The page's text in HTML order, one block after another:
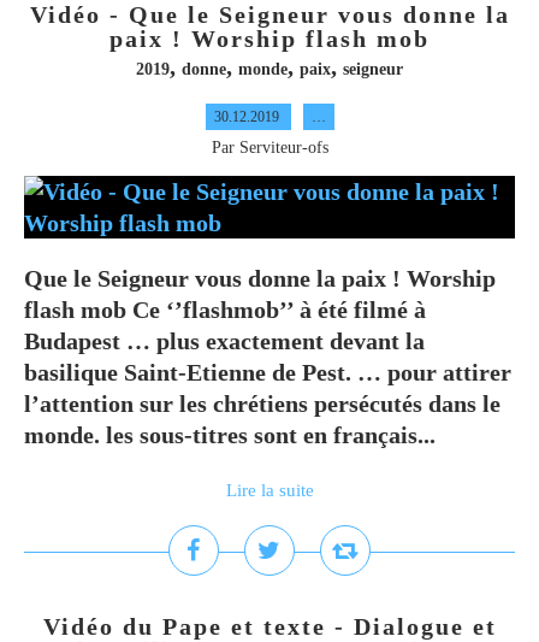
Vidéo - Que le Seigneur vous donne la
paix ! Worship flash mob
2019, donne, monde, paix, seigneur
30.12.2019 …
Par Serviteur-ofs
Que le Seigneur vous donne la paix ! Worship
flash mob Ce ‘’flashmob’’ à été filmé à
Budapest … plus exactement devant la
basilique Saint-Etienne de Pest. … pour attirer
l’attention sur les chrétiens persécutés dans le
monde. les sous-titres sont en français...
Lire la suite
Vidéo du Pape et texte - Dialogue et